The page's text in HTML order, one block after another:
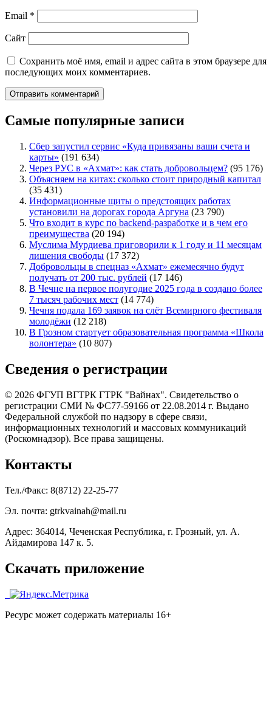
Email *
Сайт
Сохранить моё имя, email и адрес сайта в этом браузере для
последующих моих комментариев.
Самые популярные записи
Сбер запустил сервис «Куда привязаны ваши счета и
карты» (191 634)
Через РУС в «Ахмат»: как стать добровольцем? (95 176)
Объясняем на китах: сколько стоит природный капитал
(35 431)
Информационные щиты о предстоящих работах
установили на дорогах города Аргуна (23 790)
Что входит в курс по backend-разработке и в чем его
преимущества (20 194)
Муслима Мурдиева приговорили к 1 году и 11 месяцам
лишения свободы (17 372)
Добровольцы в спецназ «Ахмат» ежемесячно будут
получать от 200 тыс. рублей (17 146)
В Чечне на первое полугодие 2025 года в создано более
7 тысяч рабочих мест (14 774)
Чечня подала 169 заявок на слёт Всемирного фестиваля
молодёжи (12 218)
В Грозном стартует образовательная программа «Школа
волонтера» (10 807)
Сведения о регистрации
© 2026 ФГУП ВГТРК ГТРК "Вайнах". Свидетельство о
регистрации СМИ № ФС77-59166 от 22.08.2014 г. Выдано
Федеральной службой по надзору в сфере связи,
информационных технологий и массовых коммуникаций
(Роскомнадзор). Все права защищены.
Контакты
Тел./Факс: 8(8712) 22-25-77
Эл. почта: gtrkvainah@mail.ru
Адрес: 364014, Чеченская Республика, г. Грозный, ул. А.
Айдамирова 147 к. 5.
Скачать приложение
Ресурс может содержать материалы 16+